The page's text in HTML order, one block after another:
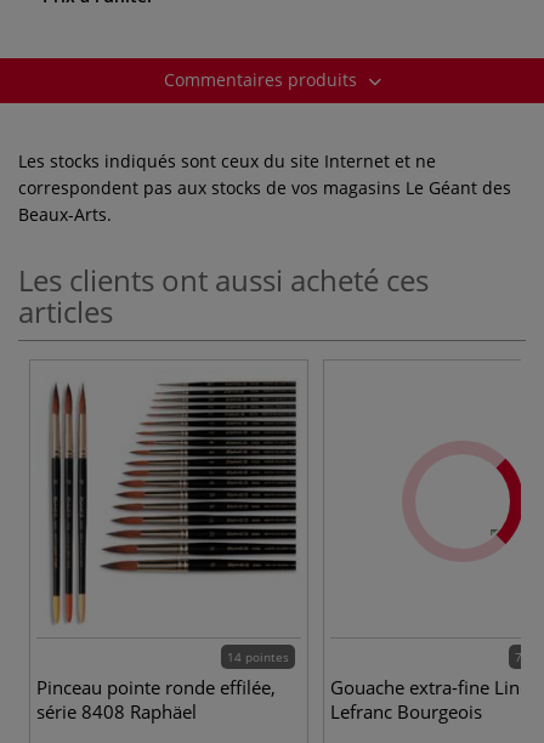
Commentaires produits
Les stocks indiqués sont ceux du site Internet et ne
correspondent pas aux stocks de vos magasins Le Géant des
Beaux-Arts.
Les clients ont aussi acheté ces
articles
14 pointes
Pinceau pointe ronde effilée,
série 8408 Raphäel
78
Gouache extra-fine Linel
Lefranc Bourgeois